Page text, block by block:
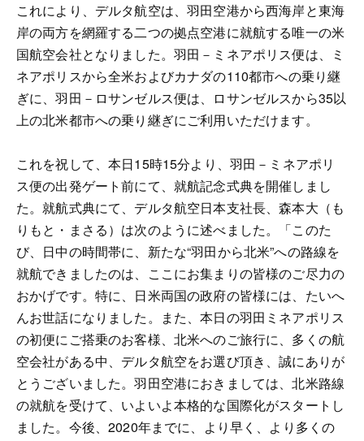
これにより、デルタ航空は、羽田空港から西海岸と東海
岸の両方を網羅する二つの拠点空港に就航する唯一の米
国航空会社となりました。羽田－ミネアポリス便は、ミ
ネアポリスから全米およびカナダの110都市への乗り継
ぎに、羽田－ロサンゼルス便は、ロサンゼルスから35以
上の北米都市への乗り継ぎにご利用いただけます。
これを祝して、本日15時15分より、羽田－ミネアポリ
ス便の出発ゲート前にて、就航記念式典を開催しまし
た。就航式典にて、デルタ航空日本支社長、森本大（も
りもと・まさる）は次のように述べました。「このた
び、日中の時間帯に、新たな“羽田から北米”への路線を
就航できましたのは、ここにお集まりの皆様のご尽力の
おかげです。特に、日米両国の政府の皆様には、たいへ
んお世話になりました。また、本日の羽田ミネアポリス
の初便にご搭乗のお客様、北米へのご旅行に、多くの航
空会社がある中、デルタ航空をお選び頂き、誠にありが
とうございました。羽田空港におきましては、北米路線
の就航を受けて、いよいよ本格的な国際化がスタートし
ました。今後、2020年までに、より早く、より多くの